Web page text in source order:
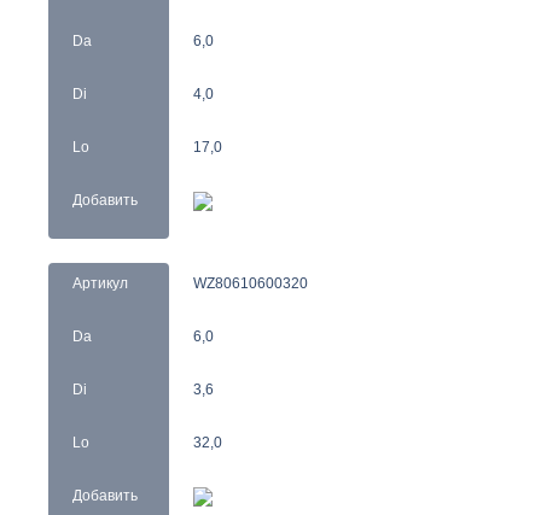
Da
Di
Lo
Добавить
6,0
4,0
17,0
Артикул
Da
Di
Lo
Добавить
WZ80610600320
6,0
3,6
32,0